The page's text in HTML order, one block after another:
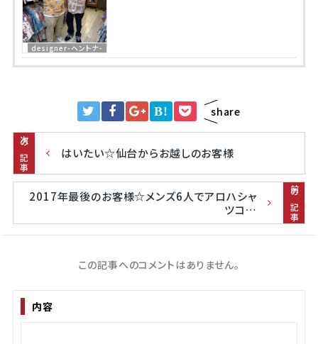
designer-ヘントナ-
B! share
次の記事 はいたい☆仙台からお越しのお客様
前の記事
2017年最後のお客様☆メンズ6人でアロハシャ
ツコ…
この記事へのコメントはありません。
内容